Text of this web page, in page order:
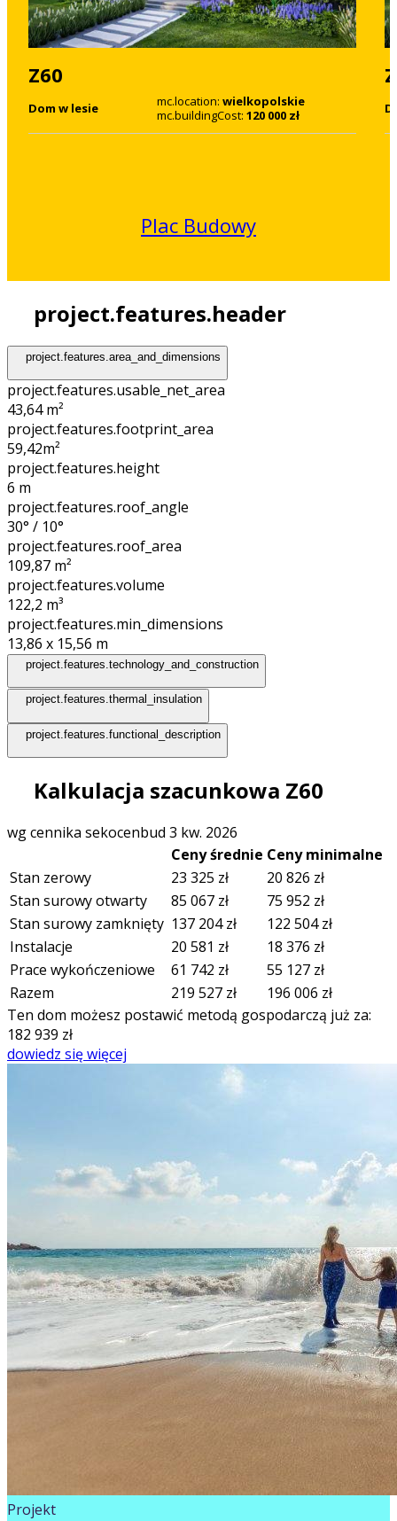
Z60
Dom w lesie mc.location: wielkopolskie
mc.buildingCost: 120 000 zł
Plac Budowy
project.features.header
project.features.area_and_dimensions
project.features.usable_net_area
43,64 m²
project.features.footprint_area
59,42m²
project.features.height
6 m
project.features.roof_angle
30° / 10°
project.features.roof_area
109,87 m²
project.features.volume
122,2 m³
project.features.min_dimensions
13,86 x 15,56 m
project.features.technology_and_construction
project.features.thermal_insulation
project.features.functional_description
Kalkulacja szacunkowa Z60
wg cennika sekocenbud 3 kw. 2026
Ceny średnie Ceny minimalne
Stan zerowy
23 325 zł 20 826 zł
Stan surowy otwarty
85 067 zł 75 952 zł
Stan surowy zamknięty 137 204zł 122 504zł
Instalacje
20 581 zł 18 376 zł
Prace wykończeniowe
61 742 zł 55 127 zł
Razem
219 527 zł 196 006 zł
Ten dom możesz postawić metodą gospodarczą już za:
182 939 zł
dowiedz się więcej
Projekt